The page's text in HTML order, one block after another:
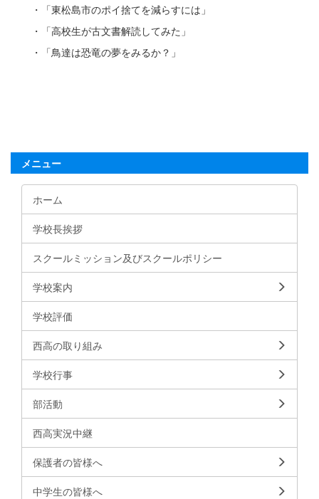
・「東松島市のポイ捨てを減らすには」
・「高校生が古文書解読してみた」
・「鳥達は恐竜の夢をみるか？」
メニュー
ホーム
学校長挨拶
スクールミッション及びスクールポリシー
学校案内
学校評価
西高の取り組み
学校行事
部活動
西高実況中継
保護者の皆様へ
中学生の皆様へ